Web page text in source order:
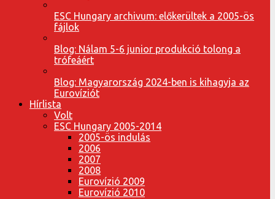
ESC Hungary archivum: előkerültek a 2005-ös
fájlok
Blog: Nálam 5-6 junior produkció tolong a
trófeáért
Blog: Magyarország 2024-ben is kihagyja az
Eurovíziót
Hírlista
Volt
ESC Hungary 2005-2014
2005-ös indulás
2006
2007
2008
Eurovízió 2009
Eurovízió 2010